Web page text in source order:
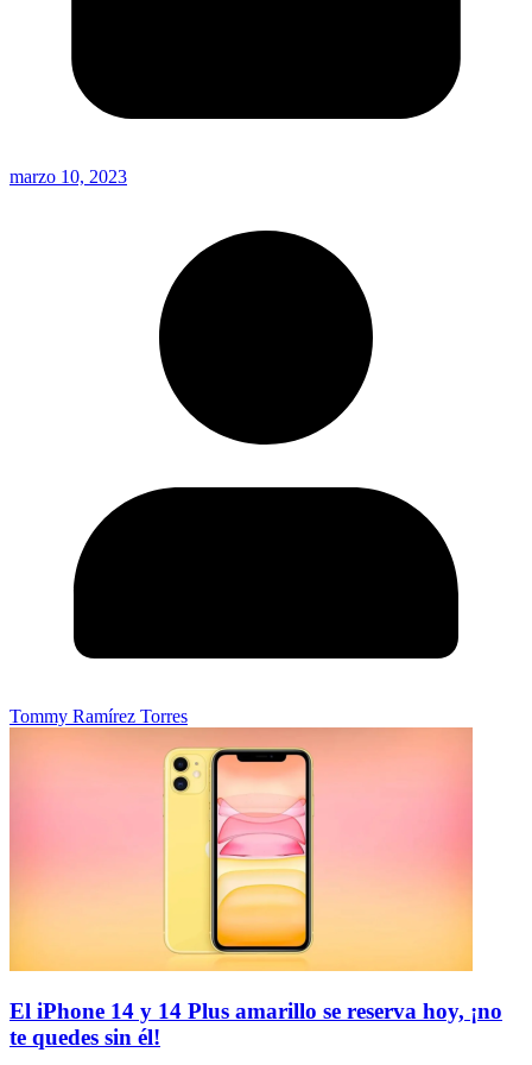
marzo 10, 2023
Tommy Ramírez Torres
El iPhone 14 y 14 Plus amarillo se reserva hoy, ¡no
te quedes sin él!